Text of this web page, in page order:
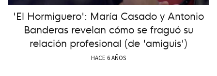
'El Hormiguero': María Casado y Antonio
Banderas revelan cómo se fraguó su
relación profesional (de 'amiguis')
HACE 6 AÑOS